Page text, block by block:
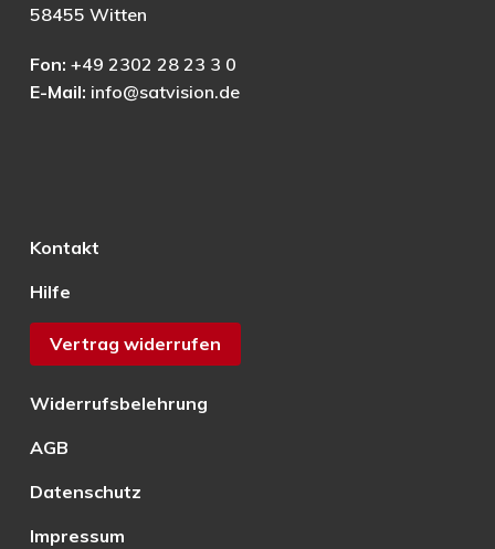
58455 Witten
Fon: +49 2302 28 23 3 0
E-Mail: info@satvision.de
Kontakt
Hilfe
Vertrag widerrufen
Widerrufsbelehrung
AGB
Datenschutz
Impressum